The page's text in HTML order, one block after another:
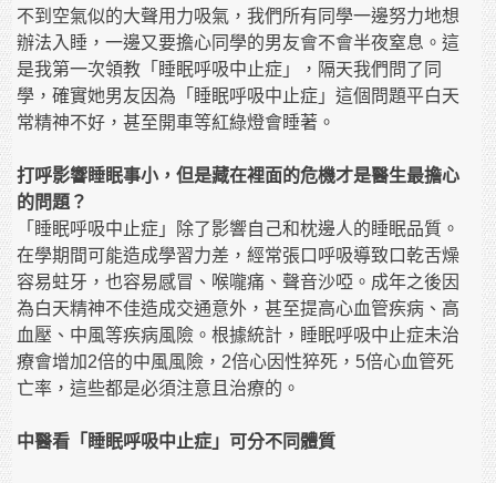
不到空氣似的大聲用力吸氣，我們所有同學一邊努力地想
辦法入睡，一邊又要擔心同學的男友會不會半夜窒息。這
是我第一次領教「睡眠呼吸中止症」，隔天我們問了同
學，確實她男友因為「睡眠呼吸中止症」這個問題平白天
常精神不好，甚至開車等紅綠燈會睡著。
打呼影響睡眠事小，但是藏在裡面的危機才是醫生最擔心
的問題？
「睡眠呼吸中止症」除了影響自己和枕邊人的睡眠品質。
在學期間可能造成學習力差，經常張口呼吸導致口乾舌燥
容易蛀牙，也容易感冒、喉嚨痛、聲音沙啞。成年之後因
為白天精神不佳造成交通意外，甚至提高心血管疾病、高
血壓、中風等疾病風險。根據統計，睡眠呼吸中止症未治
療會增加2倍的中風風險，2倍心因性猝死，5倍心血管死
亡率，這些都是必須注意且治療的。
中醫看「睡眠呼吸中止症」可分不同體質